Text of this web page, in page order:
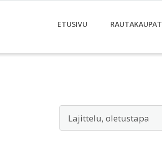
ETUSIVU RAUTAKAUPAT